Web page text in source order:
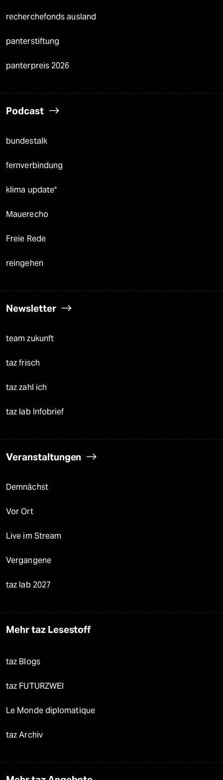
recherchefonds ausland
panterstiftung
panterpreis 2026
Podcast
bundestalk
fernverbindung
klima update°
Mauerecho
Freie Rede
reingehen
Newsletter
team zukunft
taz frisch
taz zahl ich
taz lab Infobrief
Veranstaltungen
Demnächst
Vor Ort
Live im Stream
Vergangene
taz lab 2027
Mehr taz Lesestoff
taz Blogs
taz FUTURZWEI
Le Monde diplomatique
taz Archiv